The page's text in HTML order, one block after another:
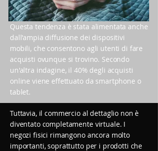
Questa tendenza è stata alimentata anche
dall'ampia diffusione dei dispositivi
mobili, che consentono agli utenti di fare
acquisti ovunque si trovino. Secondo
un'altra indagine, il 40% degli acquisti
online viene effettuato da smartphone o
tablet.
Tuttavia, il commercio al dettaglio non è
diventato completamente virtuale. I
negozi fisici rimangono ancora molto
importanti, soprattutto per i prodotti che